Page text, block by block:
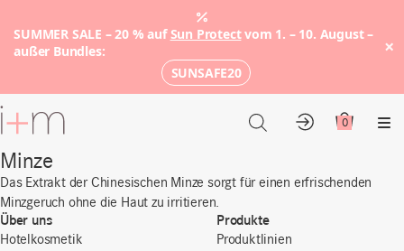
SUMMER SALE – 20 % aufSun Protectvom 1. – 10. August –
außer Bundles:
SUNSAFE20
×
Zum
Hauptinhalt
Konto 0
Minze
Das Extrakt der Chinesischen Minze sorgt für einen erfrischenden
Minzgeruch ohne die Haut zu irritieren.
Über uns
Hotelkosmetik
Produkte
Produktlinien